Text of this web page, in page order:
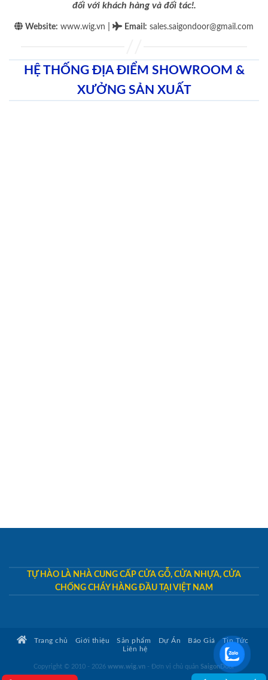
đối với khách hàng và đối tác!.
Website: www.wig.vn Email : sales.saigondoor@gmail.com
HỆ THỐNG ĐỊA ĐIỂM SHOWROOM &
XƯỞNG SẢN XUẤT
TỰ HÀO LÀ NHÀ CUNG CẤP CỬA GỖ, CỬA NHỰA, CỬA
CHỐNG CHÁY HÀNG ĐẦU TẠI VIỆT NAM
Trang chủ Giới thiệu Sản phẩm Dự Án Báo Giá
Tin Tức
Liên hệ
Copyright © 2010 - 2026 www.wig.vn - Đơn vị chủ quản SaigonDoor